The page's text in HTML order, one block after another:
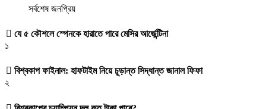
সর্বশেষ জনপ্রিয়
যে ৫ কৌশলে স্পেনকে হারাতে পারে মেসির আর্জেন্টিনা
১
বিশ্বকাপ ফাইনাল: হাফটাইম নিয়ে চূড়ান্ত সিদ্ধান্ত জানাল ফিফা
২